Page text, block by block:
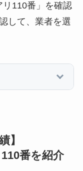
リ110番」を確認
して、業者を選
】
番を紹介